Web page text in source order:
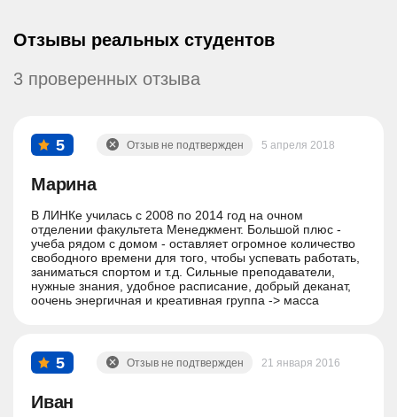
Отзывы реальных студентов
3 проверенных отзыва
5
Марина
5 апреля 2018
Отзыв не подтвержден
В ЛИНКе училась с 2008 по 2014 год на очном
отделении факультета Менеджмент. Большой плюс -
учеба рядом с домом - оставляет огромное количество
свободного времени для того, чтобы успевать работать,
заниматься спортом и т.д. Сильные преподаватели,
нужные знания, удобное расписание, добрый деканат,
оочень энергичная и креативная группа -> масса
5
Иван
21 января 2016
Отзыв не подтвержден